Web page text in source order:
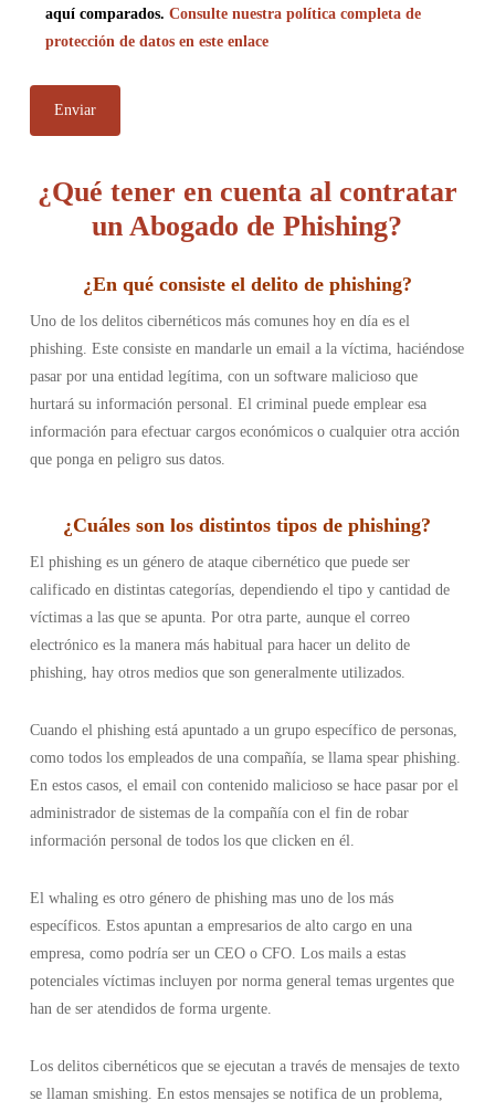
aquí comparados. Consulte nuestra política completa de
protección de datos en este enlace
¿Qué tener en cuenta al contratar
un Abogado de Phishing?
¿En qué consiste el delito de phishing?
Uno de los delitos cibernéticos más comunes hoy en día es el
phishing. Este consiste en mandarle un email a la víctima, haciéndose
pasar por una entidad legítima, con un software malicioso que
hurtará su información personal. El criminal puede emplear esa
información para efectuar cargos económicos o cualquier otra acción
que ponga en peligro sus datos.
¿Cuáles son los distintos tipos de phishing?
El phishing es un género de ataque cibernético que puede ser
calificado en distintas categorías, dependiendo el tipo y cantidad de
víctimas a las que se apunta. Por otra parte, aunque el correo
electrónico es la manera más habitual para hacer un delito de
phishing, hay otros medios que son generalmente utilizados.
Cuando el phishing está apuntado a un grupo específico de personas,
como todos los empleados de una compañía, se llama spear phishing.
En estos casos, el email con contenido malicioso se hace pasar por el
administrador de sistemas de la compañía con el fin de robar
información personal de todos los que clicken en él.
El whaling es otro género de phishing mas uno de los más
específicos. Estos apuntan a empresarios de alto cargo en una
empresa, como podría ser un CEO o CFO. Los mails a estas
potenciales víctimas incluyen por norma general temas urgentes que
han de ser atendidos de forma urgente.
Los delitos cibernéticos que se ejecutan a través de mensajes de texto
se llaman smishing. En estos mensajes se notifica de un problema,